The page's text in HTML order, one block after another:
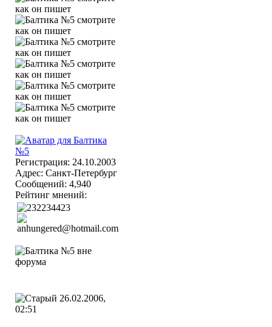
Регистрация: 24.10.2003
Адрес: Санкт-Петербург
Сообщений: 4,940
Рейтинг мнений:
26.02.2006,
02:51